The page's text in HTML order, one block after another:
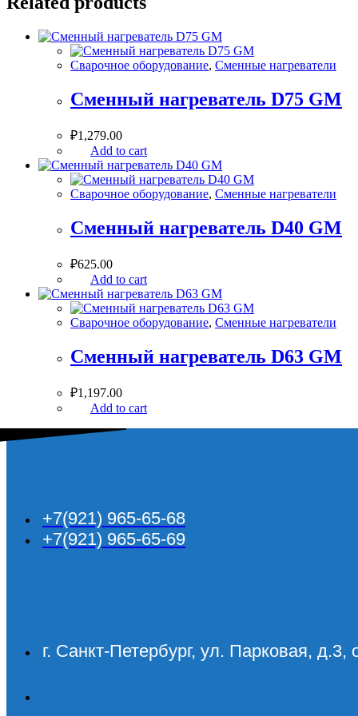
Сварочное оборудование, Сменные нагреватели
Сменный нагреватель D75 GM
₽1,279.00
Add to cart
Сварочное оборудование, Сменные нагреватели
Сменный нагреватель D40 GM
₽625.00
Add to cart
Сварочное оборудование, Сменные нагреватели
Сменный нагреватель D63 GM
₽1,197.00
Add to cart
+7(921) 965-65-68
+7(921) 965-65-69
г. Санкт-Петербург, ул. Парковая, д.3,